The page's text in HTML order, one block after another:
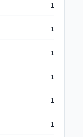
1
1
1
1
1
1